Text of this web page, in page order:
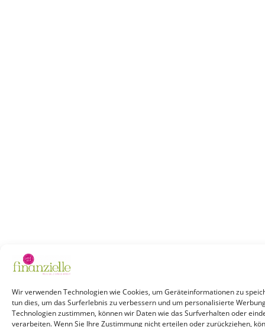
Wir verwenden Technologien wie Cookies, um Geräteinformationen zu
tun dies, um das Surferlebnis zu verbessern und um personalisierte
Technologien zustimmen, können wir Daten wie das Surfverhalten oder
verarbeiten. Wenn Sie Ihre Zustimmung nicht erteilen oder zurückziehen,